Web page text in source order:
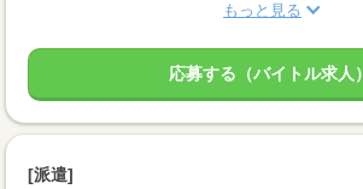
もっと見る
応募する（バイトル求人）
[派遣]